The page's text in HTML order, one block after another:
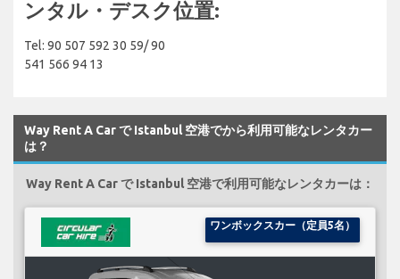
ンタル・デスク位置:
Tel: 90 507 592 30 59/ 90
541 566 94 13
Way Rent A Car で Istanbul 空港でから利用可能なレンタカー
は？
Way Rent A Car で Istanbul 空港で利用可能なレンタカーは：
ワンボックスカー（定員5名）